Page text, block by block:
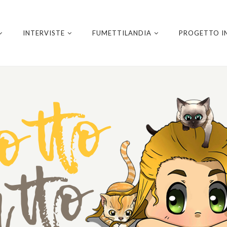
INTERVISTE FUMETTILANDIA PROGETTO